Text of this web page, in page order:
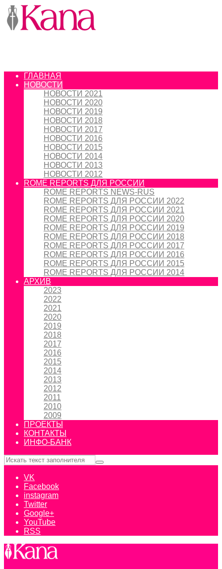
ГЛАВНАЯ
НОВОСТИ
НОВОСТИ 2021
НОВОСТИ 2020
НОВОСТИ 2019
НОВОСТИ 2018
НОВОСТИ 2017
НОВОСТИ 2016
НОВОСТИ 2015
НОВОСТИ 2014
НОВОСТИ 2013
НОВОСТИ 2012
ROME REPORTS ДЛЯ РОССИИ
ROME REPORTS NEWS-RUS
ROME REPORTS ДЛЯ РОССИИ 2022
ROME REPORTS ДЛЯ РОССИИ 2021
ROME REPORTS ДЛЯ РОССИИ 2020
ROME REPORTS ДЛЯ РОССИИ 2019
ROME REPORTS ДЛЯ РОССИИ 2018
ROME REPORTS ДЛЯ РОССИИ 2017
ROME REPORTS ДЛЯ РОССИИ 2016
ROME REPORTS ДЛЯ РОССИИ 2015
ROME REPORTS ДЛЯ РОССИИ 2014
АРХИВ
2023
2022
2021
2020
2019
2018
2017
2016
2015
2014
2013
2012
2011
2010
2009
ПРОЕКТЫ
КОНТАКТЫ
ИНФО-БАНК
VK
Facebook
instagram
Twitter
Google+
YouTube
RSS